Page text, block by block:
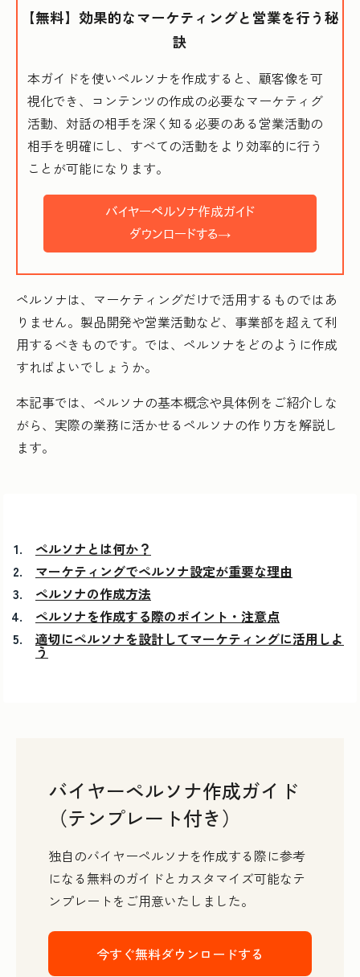
【無料】効果的なマーケティングと営業を行う秘
訣
本ガイドを使いペルソナを作成すると、顧客像を可
視化でき、コンテンツの作成の必要なマーケティグ
活動、対話の相手を深く知る必要のある営業活動の
相手を明確にし、すべての活動をより効率的に行う
ことが可能になります。
ペルソナは、マーケティングだけで活用するものではあ
りません。製品開発や営業活動など、事業部を超えて利
用するべきものです。では、ペルソナをどのように作成
すればよいでしょうか。
本記事では、ペルソナの基本概念や具体例をご紹介しな
がら、実際の業務に活かせるペルソナの作り方を解説し
ます。
ペルソナとは何か？
マーケティングでペルソナ設定が重要な理由
ペルソナの作成方法
ペルソナを作成する際のポイント・注意点
適切にペルソナを設計してマーケティングに活用しよ
う
バイヤーペルソナ作成ガイド
（テンプレート付き）
独自のバイヤーペルソナを作成する際に参考
になる無料のガイドとカスタマイズ可能なテ
ンプレートをご用意いたしました。
今すぐ無料ダウンロードする